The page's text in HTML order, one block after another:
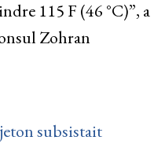
115 F (46 °C)”, a
Zohran
subsistait